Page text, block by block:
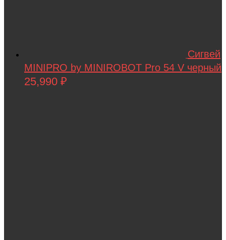
Сигвей
MINIPRO by MINIROBOT Pro 54 V черный
25,990 ₽